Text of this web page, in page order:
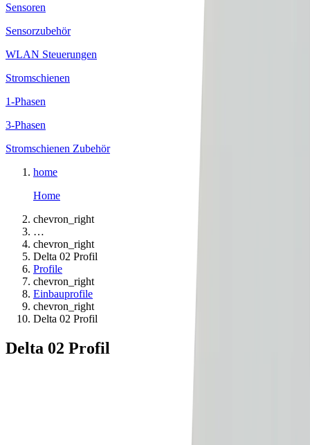
Sensoren
Sensorzubehör
WLAN Steuerungen
Stromschienen
1-Phasen
3-Phasen
Stromschienen Zubehör
home
Home
chevron_right
…
chevron_right
Delta 02 Profil
Profile
chevron_right
Einbauprofile
chevron_right
Delta 02 Profil
Delta 02 Profil